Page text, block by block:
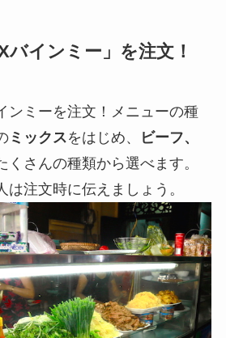
バインミー」を注文！
ンミーを注文！メニューの種
ミックスをはじめ、
ビーフ、
くさんの種類から選べます。
注文時に伝えましょう。